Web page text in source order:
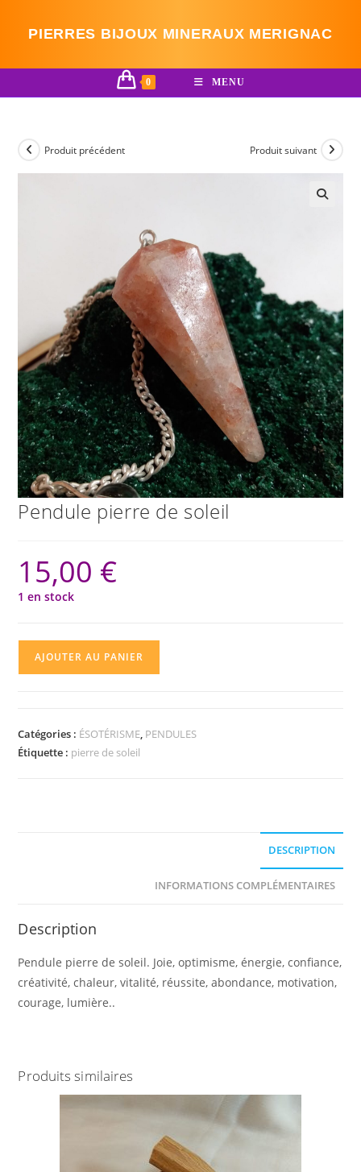
PIERRES BIJOUX MINERAUX MERIGNAC
0 MENU
Produit précédent Produit suivant
Pendule pierre de soleil
15,00 €
1 en stock
de
soleil
AJOUTER AU PANIER
Catégories : ÉSOTÉRISME, PENDULES
Étiquette : pierre de soleil
DESCRIPTION
INFORMATIONS COMPLÉMENTAIRES
Description
Pendule pierre de soleil. Joie, optimisme, énergie, confiance,
créativité, chaleur, vitalité, réussite, abondance, motivation,
courage, lumière..
Produits similaires